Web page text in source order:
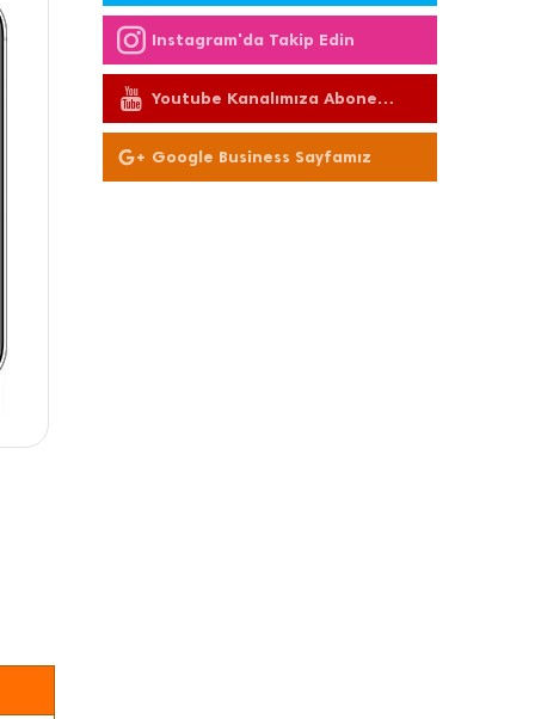
Instagram'da Takip Edin
Youtube Kanalımıza Abone
Olun
Google Business Sayfamız